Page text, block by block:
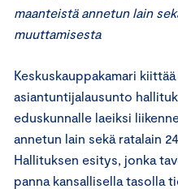
maanteistä annetun lain
muuttamisesta
Keskuskauppakamari
asiantuntijalausunto
eduskunnalle laeiksi
annetun lain sekä ratalain
Hallituksen esitys, jonka
panna kansallisella tasolla